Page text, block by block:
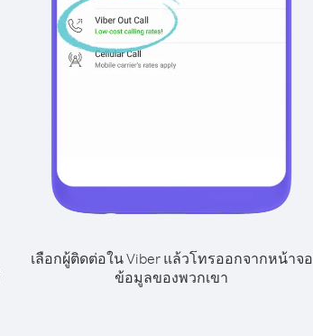
เลือกผู้ติดต่อใน Viber แล้วโทรออกจากหน้าจอ
ข้อมูลของพวกเขา